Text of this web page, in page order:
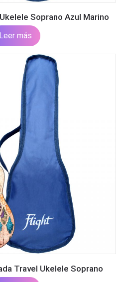
Soprano Azul Marino
Leer más
Travel Ukelele Soprano